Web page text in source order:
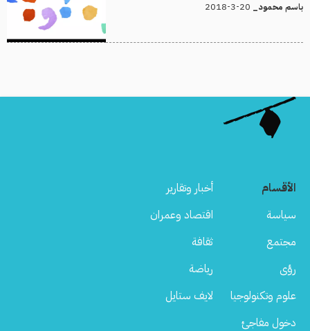
باسم محمود_
الأقسام
أخبار وتقارير
سياسة
اقتصاد وعمران
مجتمع
ثقافة
رؤى
رياضة
علوم وتكنولوجيا
لايف ستايل
دخول مفاجئ